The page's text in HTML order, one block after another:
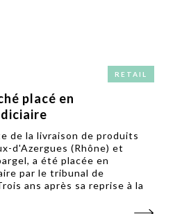
RETAIL
placé en
de la livraison de produits
d'Azergues (Rhône) et
a été placée en
par le tribunal de
ans après sa reprise à la